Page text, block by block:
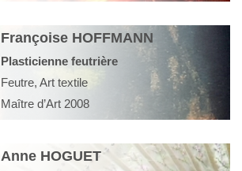
Françoise HOFFMANN
Plasticienne feutrière
Feutre, Art textile
Maître d’Art 2008
Anne HOGUET